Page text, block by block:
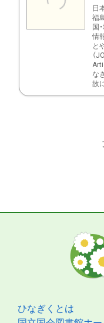
日
福
国
情
と
（
な
故
ひなぎくとは